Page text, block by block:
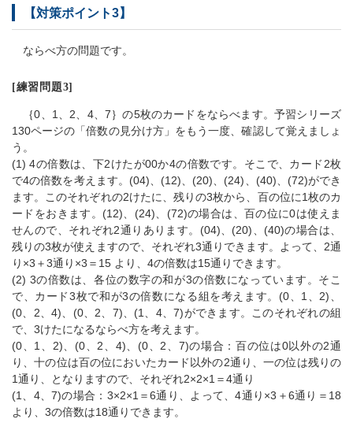
【対策ポイント3】
ならべ方の問題です。
[練習問題3]
｛0、1、2、4、7｝の5枚のカードをならべます。予習シリーズ
130ページの「倍数の見分け方」をもう一度、確認して覚えましょ
う。
(1) 4の倍数は、下2けたが00か4の倍数です。そこで、カード2枚
で4の倍数を考えます。(04)、(12)、(20)、(24)、(40)、(72)ができ
ます。このそれぞれの2けたに、残りの3枚から、百の位に1枚のカ
ードをおきます。(12)、(24)、(72)の場合は、百の位に0は使えま
せんので、それぞれ2通りあります。(04)、(20)、(40)の場合は、
残りの3枚が使えますので、それぞれ3通りできます。よって、2通
り×3＋3通り×3＝15 より、4の倍数は15通りできます。
(2) 3の倍数は、各位の数字の和が3の倍数になっています。そこ
で、カード3枚で和が3の倍数になる組を考えます。(0、1、2)、
(0、2、4)、(0、2、7)、(1、4、7)ができます。このそれぞれの組
で、3けたになるならべ方を考えます。
(0、1、2)、(0、2、4)、(0、2、7)の場合：百の位は0以外の2通
り、十の位は百の位においたカード以外の2通り、一の位は残りの
1通り、となりますので、それぞれ2×2×1＝4通り
(1、4、7)の場合：3×2×1＝6通り、よって、4通り×3＋6通り＝18
より、3の倍数は18通りできます。